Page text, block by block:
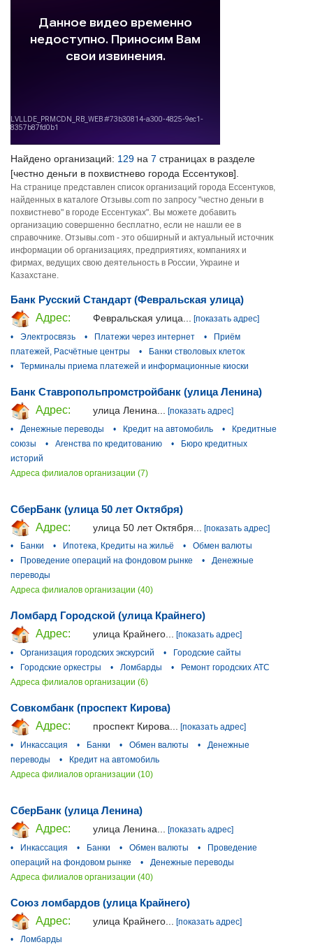
Найдено организаций: 129 на 7 страницах в разделе
[честно деньги в похвистнево города Ессентуков].
На странице представлен список организаций города Ессентуков,
найденных в каталоге Отзывы.com по запросу "честно деньги в
похвистнево" в городе Ессентуках". Вы можете добавить
организацию совершенно бесплатно, если не нашли ее в
справочнике. Отзывы.com - это обширный и актуальный источник
информации об организациях, предприятиях, компаниях и
фирмах, ведущих свою деятельность в России, Украине и
Казахстане.
Банк Русский Стандарт (Февральская улица)
Адрес:
Февральская улица...
[показать адрес]
•
Электросвязь • Платежи через интернет •
Приём
платежей, Расчётные центры
•
Банки стволовых клеток
•
Терминалы приема платежей и информационные киоски
Банк Ставропольпромстройбанк (улица Ленина)
Адрес:
улица Ленина...
[показать адрес]
•
Денежные переводы • Кредит на автомобиль •
Кредитные
союзы
• Агенства по кредитованию •
Бюро кредитных
историй
Адреса филиалов организации (7)
СберБанк (улица 50 лет Октября)
Адрес:
улица 50 лет Октября...
[показать адрес]
•
Банки • Ипотека, Кредиты на жильё •
Обмен валюты
•
Проведение операций на фондовом рынке •
Денежные
переводы
Адреса филиалов организации (40)
Ломбард Городской (улица Крайнего)
Адрес:
улица Крайнего... [показать адрес]
•
Организация городских экскурсий •
Городские сайты
•
Городские оркестры • Ломбарды •
Ремонт городских АТС
Адреса филиалов организации (6)
Совкомбанк (проспект Кирова)
Адрес:
проспект Кирова...
[показать адрес]
•
Инкассация • Банки • Обмен валюты •
Денежные
переводы
•
Кредит на автомобиль
Адреса филиалов организации (10)
СберБанк (улица Ленина)
Адрес:
улица Ленина...
[показать адрес]
•
Инкассация • Банки • Обмен валюты •
Проведение
операций на фондовом рынке
•
Денежные переводы
Адреса филиалов организации (40)
Союз ломбардов (улица Крайнего)
Адрес:
улица Крайнего...
[показать адрес]
•
Ломбарды